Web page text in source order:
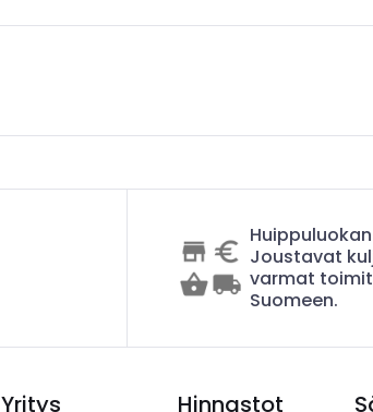
Joustavat
varmat
Suomeen.
Yritys Hinnastot